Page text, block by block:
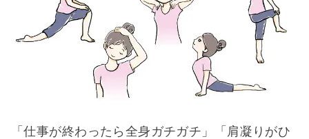
「仕事が終わったら全身ガチガチ」「肩凝りがひ